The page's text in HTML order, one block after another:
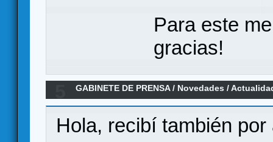
Para este
gracias!
GABINETE DE PRENSA/ Novedades /
Hola, recibí también por